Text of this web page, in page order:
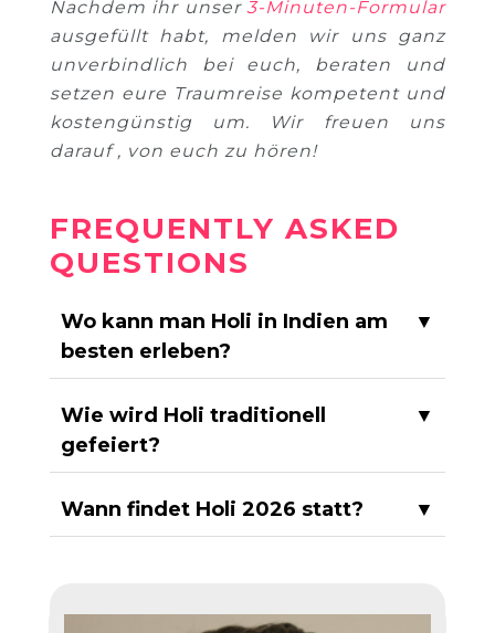
Nachdem ihr unser3-Minuten-Formular
ausgefüllt habt, melden wir uns ganz
unverbindlich bei euch, beraten und
setzen eure Traumreise kompetent und
kostengünstig um. Wir freuen uns
darauf , von euch zu hören!
FREQUENTLY ASKED
QUESTIONS
Wo kann man Holi in Indien am
besten erleben?
▼
Wie wird Holi traditionell
gefeiert?
▼
Wann findet Holi 2026 statt? ▼